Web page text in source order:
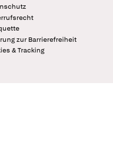
zur Barrierefreiheit
& Tracking